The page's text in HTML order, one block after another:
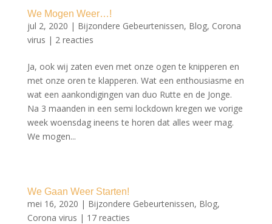
We Mogen Weer…!
jul 2, 2020 | Bijzondere Gebeurtenissen, Blog, Corona
virus | 2 reacties
Ja, ook wij zaten even met onze ogen te knipperen en
met onze oren te klapperen. Wat een enthousiasme en
wat een aankondigingen van duo Rutte en de Jonge.
Na 3 maanden in een semi lockdown kregen we vorige
week woensdag ineens te horen dat alles weer mag.
We mogen...
We Gaan Weer Starten!
mei 16, 2020 | Bijzondere Gebeurtenissen, Blog,
Corona virus | 17 reacties